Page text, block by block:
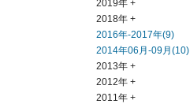
2019年 +
2018年 +
2016年-2017年(9)
2014年06月-09月(10)
2013年 +
2012年 +
2011年 +